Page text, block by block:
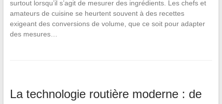
surtout lorsqu’il s’agit de mesurer des ingrédients. Les chefs et
amateurs de cuisine se heurtent souvent à des recettes
exigeant des conversions de volume, que ce soit pour adapter
des mesures…
La technologie routière moderne : de